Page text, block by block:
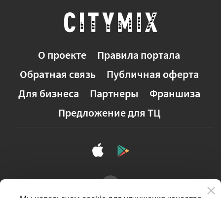
О проекте
Правила портала
Обратная связь
Публичная оферта
Для бизнеса
Партнеры
Франшиза
Предложение для ТЦ